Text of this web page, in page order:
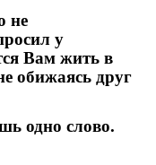
не
у
Вам жить в
обижаясь друг
одно слово.